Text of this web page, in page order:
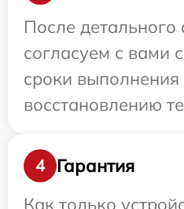
После
согласуем с вами
сроки
восстановлению
4
Гарантия